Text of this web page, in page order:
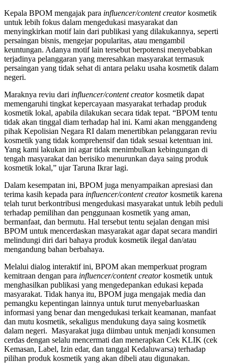
Kepala BPOM mengajak para influencer/content creatorkosmetik
untuk lebih fokus dalam mengedukasi masyarakat dan
menyingkirkan motif lain dari publikasi yang dilakukannya, seperti
persaingan bisnis, mengejar popularitas, atau mengambil
keuntungan. Adanya motif lain tersebut berpotensi menyebabkan
terjadinya pelanggaran yang meresahkan masyarakat termasuk
persaingan yang tidak sehat di antara pelaku usaha kosmetik dalam
negeri.
Maraknya reviu dari influencer/content creatorkosmetik dapat
memengaruhi tingkat kepercayaan masyarakat terhadap produk
kosmetik lokal, apabila dilakukan secara tidak tepat. “BPOM tentu
tidak akan tinggal diam terhadap hal ini. Kami akan menggandeng
pihak Kepolisian Negara RI dalam menertibkan pelanggaran reviu
kosmetik yang tidak komprehensif dan tidak sesuai ketentuan ini.
Yang kami lakukan ini agar tidak menimbulkan kebingungan di
tengah masyarakat dan berisiko menurunkan daya saing produk
kosmetik lokal,” ujar Taruna Ikrar lagi.
Dalam kesempatan ini, BPOM juga menyampaikan apresiasi dan
terima kasih kepada para influencer/content creatorkosmetik karena
telah turut berkontribusi mengedukasi masyarakat untuk lebih peduli
terhadap pemilihan dan penggunaan kosmetik yang aman,
bermanfaat, dan bermutu. Hal tersebut tentu sejalan dengan misi
BPOM untuk mencerdaskan masyarakat agar dapat secara mandiri
melindungi diri dari bahaya produk kosmetik ilegal dan/atau
mengandung bahan berbahaya.
Melalui dialog interaktif ini, BPOM akan memperkuat program
kemitraan dengan para influencer/content creatorkosmetik untuk
menghasilkan publikasi yang mengedepankan edukasi kepada
masyarakat. Tidak hanya itu, BPOM juga mengajak media dan
pemangku kepentingan lainnya untuk turut menyebarluaskan
informasi yang benar dan mengedukasi terkait keamanan, manfaat
dan mutu kosmetik, sekaligus mendukung daya saing kosmetik
dalam negeri. Masyarakat juga diimbau untuk menjadi konsumen
cerdas dengan selalu mencermati dan menerapkan Cek KLIK (cek
Kemasan, Label, Izin edar, dan tanggal Kedaluwarsa) terhadap
pilihan produk kosmetik yang akan dibeli atau digunakan.